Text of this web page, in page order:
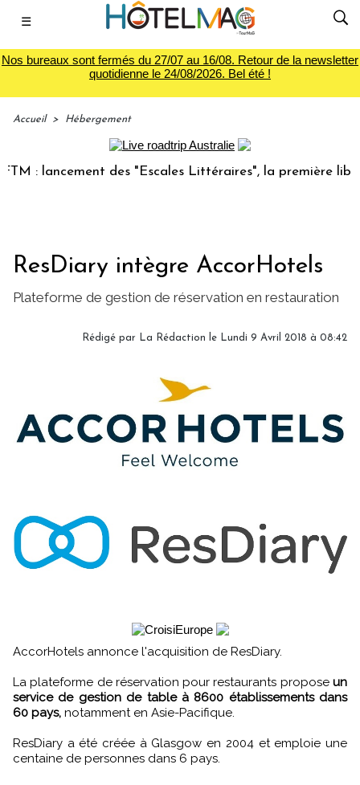
☰
Nos bureaux sont fermés du 27/07 au 16/08. Retour de la newsletter
quotidienne le 24/08/2026. Bel été !
Accueil > Hébergement
: lancement des "Escales Littéraires", la première
ResDiary intègre AccorHotels
Plateforme de gestion de réservation en restauration
Rédigé par La Rédaction le Lundi 9 Avril 2018 à 08:42
AccorHotels annonce l'acquisition de ResDiary.
La plateforme de réservation pour restaurants propose un
service de gestion de table à 8600 établissements dans
60 pays, notamment en Asie-Pacifique.
ResDiary a été créée à Glasgow en 2004 et emploie une
centaine de personnes dans 6 pays.